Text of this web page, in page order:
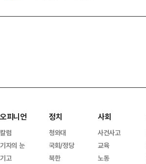
오피니언
칼럼
기자의 눈
기고
정치
청와대
국회/정당
북한
사회
사건사고
교육
노동